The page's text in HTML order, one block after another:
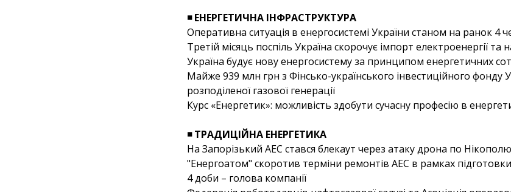
◾ ЕНЕРГЕТИЧНА ІНФРАСТРУКТУРА
Оперативна ситуація в енергосистемі України станом на ранок 4
Третій місяць поспіль Україна скорочує імпорт електроенергії та
Україна будує нову енергосистему за принципом енергетичних сот
Майже 939 млн грн з Фінсько-українського інвестиційного фонду
розподіленої газової генерації
Курс «Енергетик»: можливість здобути сучасну професію в
◾ ТРАДИЦІЙНА ЕНЕРГЕТИКА
На Запорізький АЕС стався блекаут через атаку дрона по Нікополю
"Енергоатом" скоротив терміни ремонтів АЕС в рамках
4 доби – голова компанії